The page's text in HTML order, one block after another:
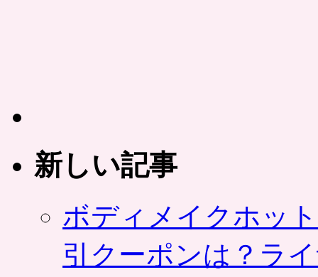
タ
が
相
新しい記事
ボディメイクホッ
引クーポンは？ラ